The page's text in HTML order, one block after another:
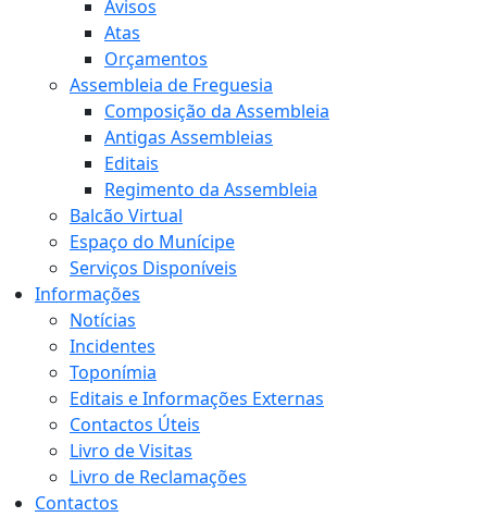
Avisos
Atas
Orçamentos
Assembleia de Freguesia
Composição da Assembleia
Antigas Assembleias
Editais
Regimento da Assembleia
Balcão Virtual
Espaço do Munícipe
Serviços Disponíveis
Informações
Notícias
Incidentes
Toponímia
Editais e Informações Externas
Contactos Úteis
Livro de Visitas
Livro de Reclamações
Contactos